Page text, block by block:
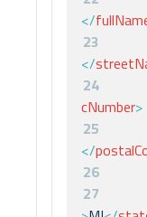
</
23
</
24
cNumber>
25
</
26
27